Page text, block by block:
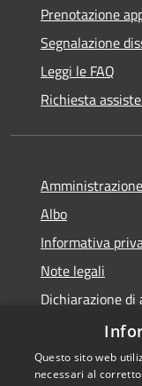
Prenotazione
Segnalazione
Leggi le FAQ
Richiesta
Albo
Informativa
Note legali
Dichiarazione di
Piano di
Questo sito web
necessari al